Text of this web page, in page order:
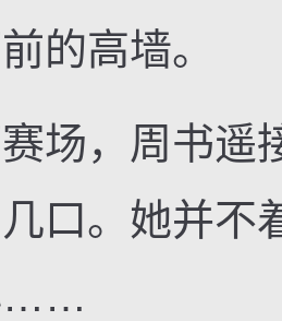
的高墙。
，周书遥
口。她并不
……